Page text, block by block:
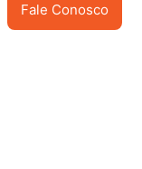
Fale Conosco